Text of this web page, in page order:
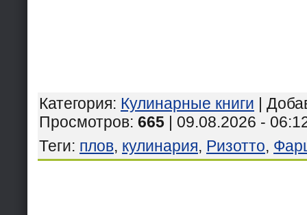
Категория: Кулинарные книги |
Просмотров: 665 | 09.08.2026 -
Теги: плов, кулинария, Ризотто,